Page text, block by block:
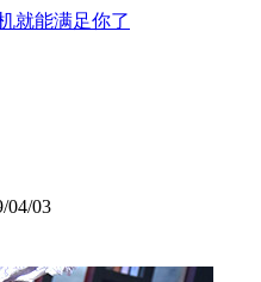
就能满足你了
04/03